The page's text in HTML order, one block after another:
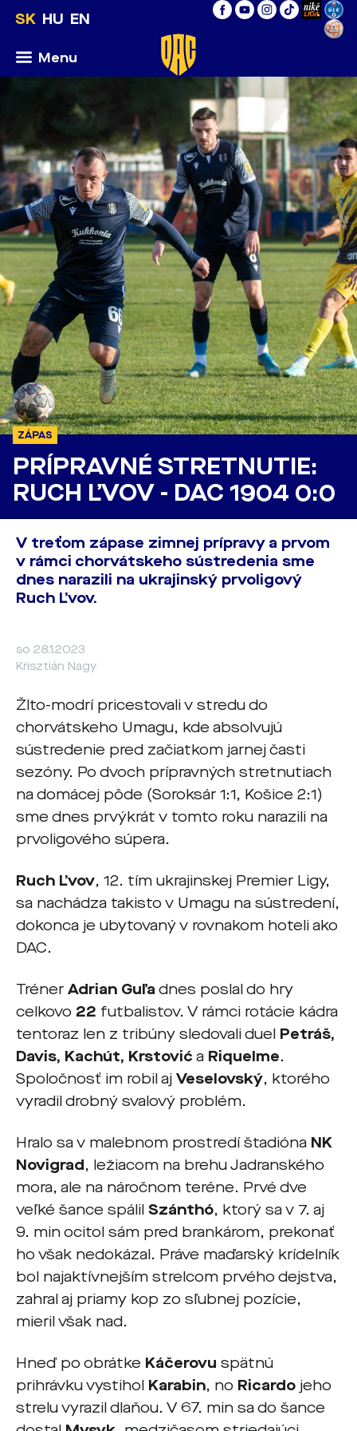
SK HU EN
Menu
ZÁPAS
PRÍPRAVNÉ STRETNUTIE:
RUCH ĽVOV - DAC 1904 0:0
V treťom zápase zimnej prípravy a prvom
v rámci chorvátskeho sústredenia sme
dnes narazili na ukrajinský prvoligový
Ruch Ľvov.
so 28.1.2023
Krisztián Nagy
Žlto-modrí pricestovali v stredu do
chorvátskeho Umagu, kde absolvujú
sústredenie pred začiatkom jarnej časti
sezóny. Po dvoch prípravných stretnutiach
na domácej pôde (Soroksár 1:1, Košice 2:1)
sme dnes prvýkrát v tomto roku narazili na
prvoligového súpera.
Ruch Ľvov, 12. tím ukrajinskej Premier Ligy,
sa nachádza takisto v Umagu na sústredení,
dokonca je ubytovaný v rovnakom hoteli ako
DAC.
Tréner Adrian Guľa dnes poslal do hry
celkovo 22 futbalistov. V rámci rotácie kádra
tentoraz len z tribúny sledovali duel Petráš,
Davis, Kachút, Krstović a Riquelme.
Spoločnosť im robil aj Veselovský, ktorého
vyradil drobný svalový problém.
Hralo sa v malebnom prostredí štadióna NK
Novigrad, ležiacom na brehu Jadranského
mora, ale na náročnom teréne. Prvé dve
veľké šance spálil Szánthó, ktorý sa v 7. aj
9. min ocitol sám pred brankárom, prekonať
ho však nedokázal. Práve maďarský krídelník
bol najaktívnejším strelcom prvého dejstva,
zahral aj priamy kop zo sľubnej pozície,
mieril však nad.
Hneď po obrátke Káčerovu spätnú
prihrávku vystihol Karabin, no Ricardo jeho
strelu vyrazil dlaňou. V 67. min sa do šance